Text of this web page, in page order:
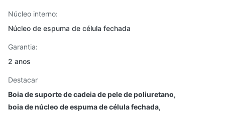
Núcleo interno:
Núcleo de espuma de célula fechada
Garantia:
2 anos
Destacar
Boia de suporte de cadeia de pele de poliuretano,
boia de núcleo de espuma de célula fechada,